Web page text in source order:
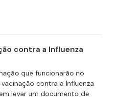
contra a Influenza
que funcionarão no
contra a Influenza
levar um documento de